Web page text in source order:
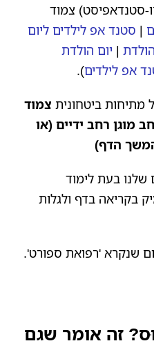
סטנדאפיסט) צמוד
| סטנד אפ לילדים ליום
| יום הולדת
אפ לילדים).
מתיחות ביטחונית צמוד
מוגן רחב ידיים (או
הדף)
שלנו בעת לימוד
בקריאה בדף ולגלות
שנקרא 'רפואת ספורט'.
זה אומר שגם